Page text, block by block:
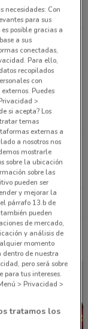
Km .23
Ecatepec
City Club
necesidades: Con
para sus
posible gracias a
a sus
conectadas,
Para ello,
recopilados
con
Puedes
>
si acepta? Los
temas
externas a
a nosotros nos
mostrarle
sobre la ubicación
sobre las
pueden ser
y mejorar la
párrafo 13.b de
pueden
de mercado,
y análisis de
momento
dentro de nuestra
pero será sobre
para tus intereses.
> Privacidad >
tratamos los